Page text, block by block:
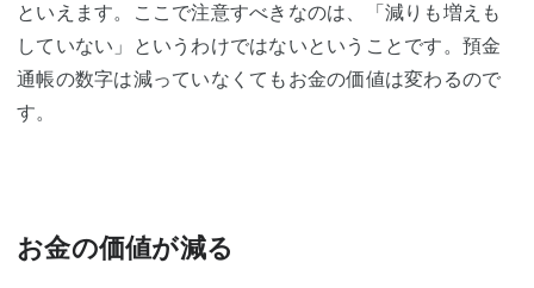
といえます。ここで注意すべきなのは、「減りも増えも
していない」というわけではないということです。預金
通帳の数字は減っていなくてもお金の価値は変わるので
す。
お金の価値が減る